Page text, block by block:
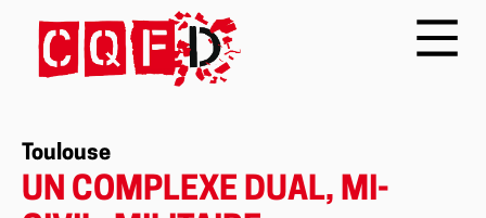
Toulouse
UN COMPLEXE DUAL, MI-